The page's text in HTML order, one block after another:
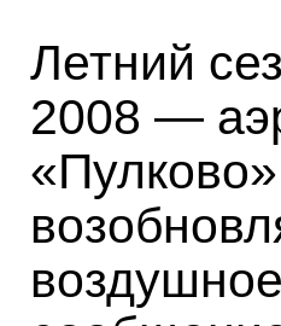
Летний
2008 —
«Пулково»
воздушное